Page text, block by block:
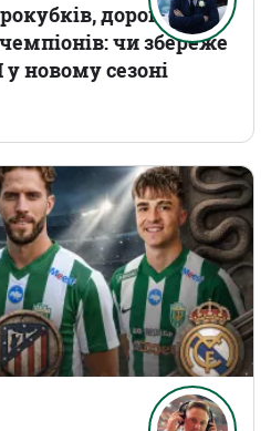
дорогі
чи збереже
новому сезоні